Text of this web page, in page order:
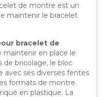
de montre est un
maintenir le bracelet
bracelet de
en place le
de bricolage, le bloc
avec ses diverses fentes
formats de montre.
en plastique. La